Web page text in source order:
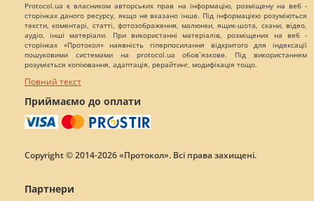
Protocol.ua є власником авторських прав на інформацію, розміщену на веб -
сторінках даного ресурсу, якщо не вказано інше. Під інформацією розуміються
тексти, коментарі, статті, фотозображення, малюнки, ящик-шота, скани, відео,
аудіо, інші матеріали. При використанні матеріалів, розміщених на веб -
сторінках «Протокол» наявність гіперпосилання відкритого для індексації
пошуковими системами на protocol.ua обов`язкове. Під використанням
розуміється копіювання, адаптація, рерайтинг, модифікація тощо.
Повний текст
Приймаємо до оплати
Copyright © 2014-2026 «Протокол». Всі права захищені.
Партнери